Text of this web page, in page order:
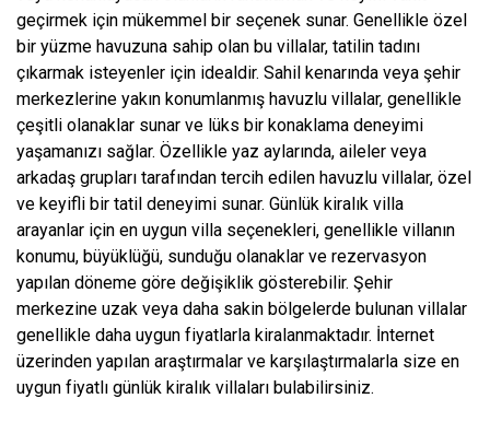
geçirmek için mükemmel bir seçenek sunar. Genellikle özel
bir yüzme havuzuna sahip olan bu villalar, tatilin tadını
çıkarmak isteyenler için idealdir. Sahil kenarında veya şehir
merkezlerine yakın konumlanmış havuzlu villalar, genellikle
çeşitli olanaklar sunar ve lüks bir konaklama deneyimi
yaşamanızı sağlar. Özellikle yaz aylarında, aileler veya
arkadaş grupları tarafından tercih edilen havuzlu villalar, özel
ve keyifli bir tatil deneyimi sunar. Günlük kiralık villa
arayanlar için en uygun villa seçenekleri, genellikle villanın
konumu, büyüklüğü, sunduğu olanaklar ve rezervasyon
yapılan döneme göre değişiklik gösterebilir. Şehir
merkezine uzak veya daha sakin bölgelerde bulunan villalar
genellikle daha uygun fiyatlarla kiralanmaktadır. İnternet
üzerinden yapılan araştırmalar ve karşılaştırmalarla size en
uygun fiyatlı günlük kiralık villaları bulabilirsiniz.